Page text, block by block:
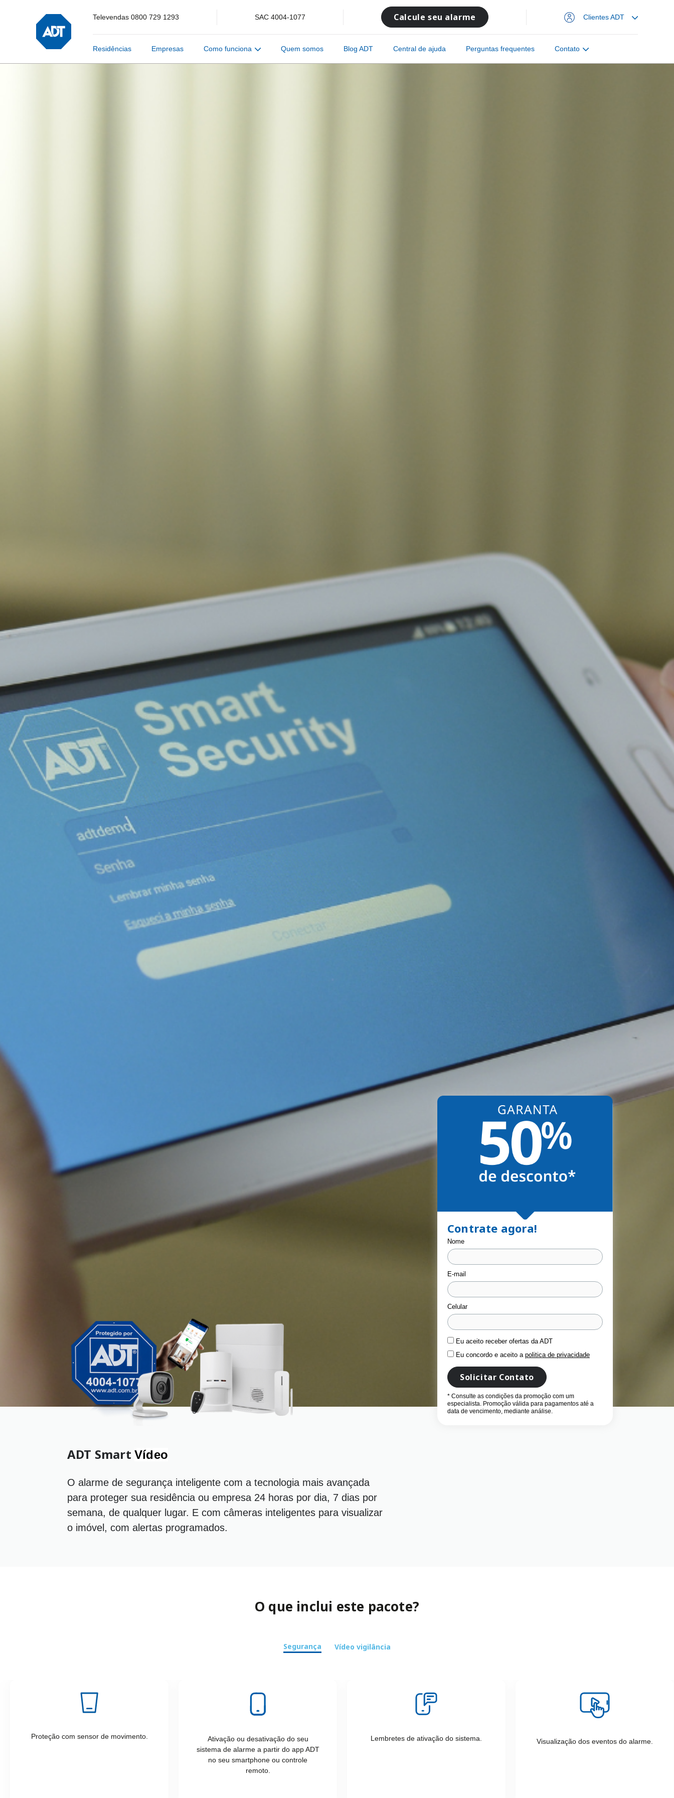
Televendas 0800 729 1293 SAC4004-1077 Calcule seu alarme Clientes ADT
Residências Empresas Como funciona Quem somos Blog ADT Central de ajuda Perguntas frequentes Contato
ADT Smart Vídeo
O alarme de segurança inteligente com a tecnologia mais avançada
para proteger sua residência ou empresa 24 horas por dia, 7 dias por
semana, de qualquer lugar. E com câmeras inteligentes para visualizar
o imóvel, com alertas programados.
Contrate agora!
Nome
E-mail
Celular
Eu aceito receber ofertas da ADT
Eu concordo e aceito a politica de privacidade
Solicitar Contato
* Consulte as condições da promoção com um
especialista. Promoção válida para pagamentos até a
data de vencimento, mediante análise.
O que inclui este pacote?
Segurança Vídeo vigilância
Proteção com sensor de movimento.
Ativação ou desativação do seu
sistema de alarme a partir do app ADT
no seu smartphone ou controle
remoto.
Lembretes de ativação do sistema. Visualização dos eventos do alarme.